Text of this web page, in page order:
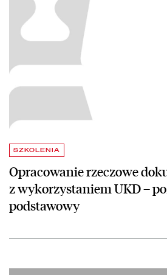
SZKOLENIA
Opracowanie rzeczowe
z wykorzystaniem UKD –
podstawowy